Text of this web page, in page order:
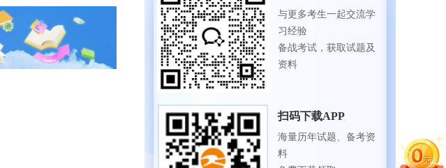
与更多考生一起交流学
习经验
备战考试，获取试题及
资料
扫码下载APP
海量历年试题、备考资
料